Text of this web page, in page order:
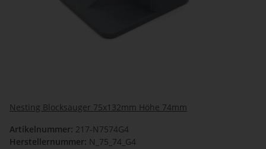
Nesting Blocksauger 75x132mm Höhe 74mm
Artikelnummer: 217-N7574G4
Herstellernummer: N_75_74_G4